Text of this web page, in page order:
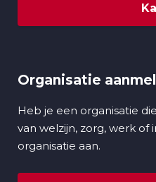
Organisatie
Heb je een organisatie
van welzijn, zorg, werk of
organisatie aan.